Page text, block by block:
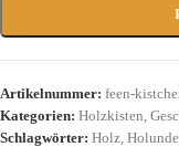
Artikelnummer: feen-
Kategorien: Holzkisten,
Schlagwörter: Holz,